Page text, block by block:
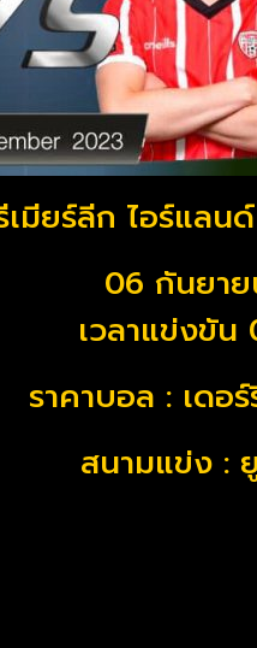
มียร์ลีก ไอร์แลน
06 กันยา
เวลาแข่งขัน
ราคาบอล : เดอ
สนามแข่ง :